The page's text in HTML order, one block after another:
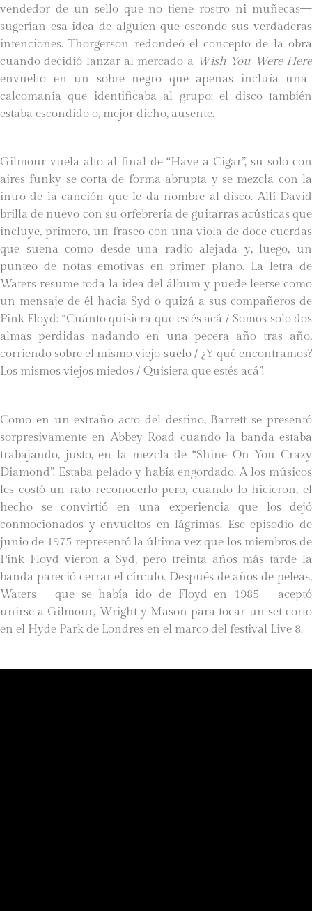
vendedor de un sello que no tiene rostro ni muñecas—
sugerían esa idea de alguien que esconde sus verdaderas
intenciones. Thorgerson redondeó el concepto de la obra
cuando decidió lanzar al mercado a Wish You Were Here
envuelto en un sobre negro que apenas incluía una
calcomanía que identificaba al grupo: el disco también
estaba escondido o, mejor dicho, ausente.
Gilmour vuela alto al final de “Have a Cigar”, su solo con
aires funky se corta de forma abrupta y se mezcla con la
intro de la canción que le da nombre al disco. Allí David
brilla de nuevo con su orfebrería de guitarras acústicas que
incluye, primero, un fraseo con una viola de doce cuerdas
que suena como desde una radio alejada y, luego, un
punteo de notas emotivas en primer plano. La letra de
Waters resume toda la idea del álbum y puede leerse como
un mensaje de él hacia Syd o quizá a sus compañeros de
Pink Floyd: “Cuánto quisiera que estés acá / Somos solo dos
almas perdidas nadando en una pecera año tras año,
corriendo sobre el mismo viejo suelo / ¿Y qué encontramos?
Los mismos viejos miedos / Quisiera que estés acá”.
Como en un extraño acto del destino, Barrett se presentó
sorpresivamente en Abbey Road cuando la banda estaba
trabajando, justo, en la mezcla de “Shine On You Crazy
Diamond”. Estaba pelado y había engordado. A los músicos
les costó un rato reconocerlo pero, cuando lo hicieron, el
hecho se convirtió en una experiencia que los dejó
conmocionados y envueltos en lágrimas. Ese episodio de
junio de 1975 representó la última vez que los miembros de
Pink Floyd vieron a Syd, pero treinta años más tarde la
banda pareció cerrar el círculo. Después de años de peleas,
Waters —que se había ido de Floyd en 1985— aceptó
unirse a Gilmour, Wright y Mason para tocar un set corto
en el Hyde Park de Londres en el marco del festival Live 8.